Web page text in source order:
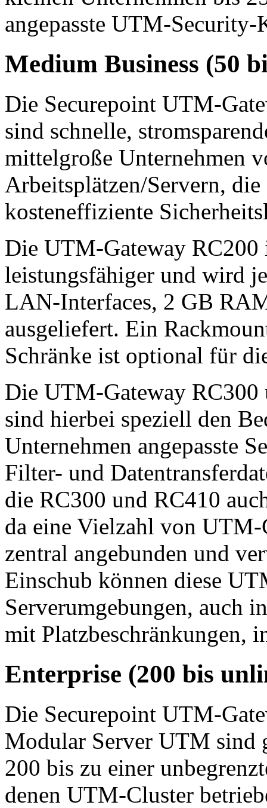
angepasste UTM-
Medium Business (50
Die Securepoint UTM-
sind schnelle,
mittelgroße Unternehmen
Arbeitsplätzen/Servern,
kosteneffiziente
Die UTM-Gateway RC200
leistungsfähiger und wird
LAN-Interfaces, 2 GB
ausgeliefert. Ein
Schränke ist optional für
Die UTM-Gateway
sind hierbei speziell den
Unternehmen angepasste
Filter- und
die RC300 und RC410
da eine Vielzahl von UTM-
zentral angebunden und
Einschub können diese
Serverumgebungen, auch
mit Platzbeschränkungen,
Enterprise (200 bis
Die Securepoint UTM-
Modular Server UTM sind
200 bis zu einer
denen UTM-Cluster